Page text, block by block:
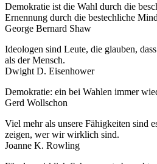
Demokratie ist die Wahl durch die
Ernennung durch die bestechliche
George Bernard Shaw
Ideologen sind Leute, die glauben,
als der Mensch.
Dwight D. Eisenhower
Demokratie: ein bei Wahlen immer
Gerd Wollschon
Viel mehr als unsere Fähigkeiten sind
zeigen, wer wir wirklich sind.
Joanne K. Rowling